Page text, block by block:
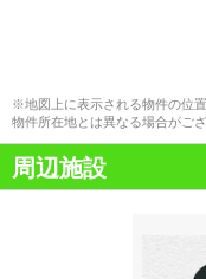
※地図上に表示される物件の位
物件所在地とは異なる場合がござ
周辺施設